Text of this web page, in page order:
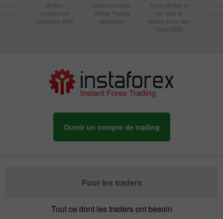
Meilleur
programme
partenaire 2020
Most Innovative
Mobile Trading
Application
Forex Broker of
the Year at
Money Expo Abu
Dhabi 2025
Ouvrir un compte de trading
Pour les traders
Tout ce dont les traders ont besoin